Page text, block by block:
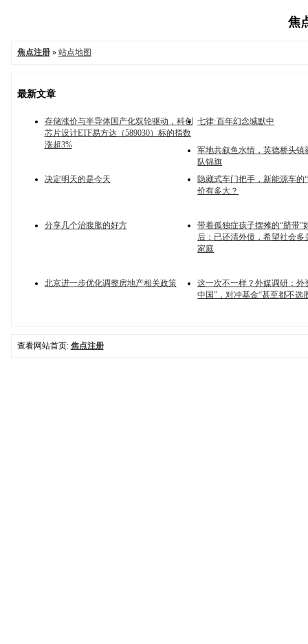
焦
焦点注册» 站点地图
最新文章
存储涨价与半导体国产化双轮驱动，科创
芯片设计ETF易方达（589030）标的指数
涨超3%
七律·百年幻念缄默中
军地共叙鱼水情，英德桥头镇
队锦旗
决定明天的是今天
隐藏式车门把手，新能源车的
价有多大？
分享几个治腹胀的好方
带着孤独症孩子摆摊的“脐带”
后：已还清外债，希望社会多
家庭
北京进一步优化调整房地产相关政策
这一次不一样？外媒调研：外
中国”，对冲基金“甚至都不选
查看网站首页: 焦点注册